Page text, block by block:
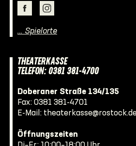
… Spielorte
THEATERKASSE
TELEFON: 0381 381-4700
Doberaner Straße 134/135
Fax: 0381 381-4701
E-Mail:
Öffnungszeiten